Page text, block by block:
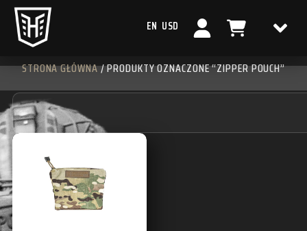
EN USD
STRONA GŁÓWNA/ PRODUKTY OZNACZONE “ZIPPER POUCH”